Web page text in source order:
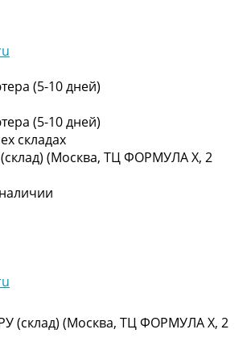
(5-10 дней)
(5-10 дней)
складах
(Москва, ТЦ ФОРМУЛА Х, 2
(склад) (Москва, ТЦ ФОРМУЛА Х, 2